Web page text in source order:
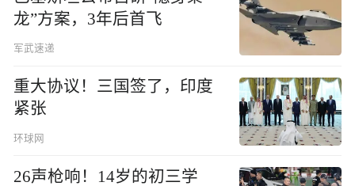
龙”方案，3年后首飞
军武速递
重大协议！三国签了，印度
紧张
环球网
26声枪响！14岁的初三学